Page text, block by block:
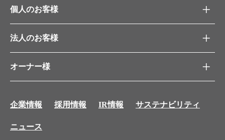
個人のお客様
法人のお客様
オーナー様
企業情報 採用情報 IR情報 サステナビリティ
ニュース